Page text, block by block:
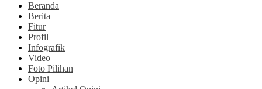
Beranda
Berita
Fitur
Profil
Infografik
Video
Foto Pilihan
Opini